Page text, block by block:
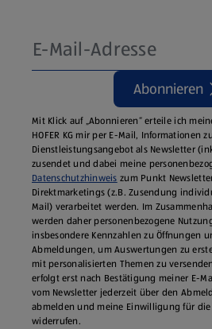
Abonnieren
Mit Klick auf „Abonnieren“ erteile ich
HOFER KG mir per E-Mail, Informationen
Dienstleistungsangebot als Newsletter
zusendet und dabei meine
Datenschutzhinweis zum Punkt
Direktmarketings (z.B. Zusendung
Mail) verarbeitet werden. Im
werden daher personenbezogene
insbesondere Kennzahlen zu Öffnungen
Abmeldungen, um Auswertungen zu
mit personalisierten Themen zu
erfolgt erst nach Bestätigung meiner E-
vom Newsletter jederzeit über den
abmelden und meine Einwilligung für
widerrufen.